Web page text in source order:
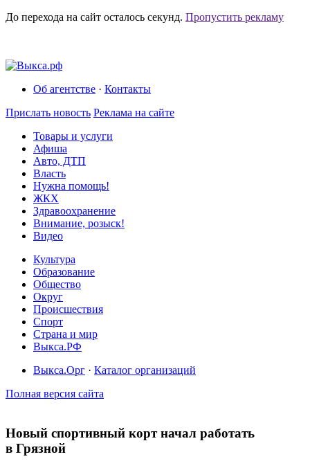
До перехода на сайт осталось секунд. Пропустить рекламу
Об агентстве · Контакты
Прислать новость Реклама на сайте
Товары и услуги
Афиша
Авто, ДТП
Власть
Нужна помощь!
ЖКХ
Здравоохранение
Внимание, розыск!
Видео
Культура
Образование
Общество
Округ
Происшествия
Спорт
Страна и мир
Выкса.РФ
Выкса.Орг · Каталог организаций
Полная версия сайта
Новый спортивный корт начал работать
в Грязной